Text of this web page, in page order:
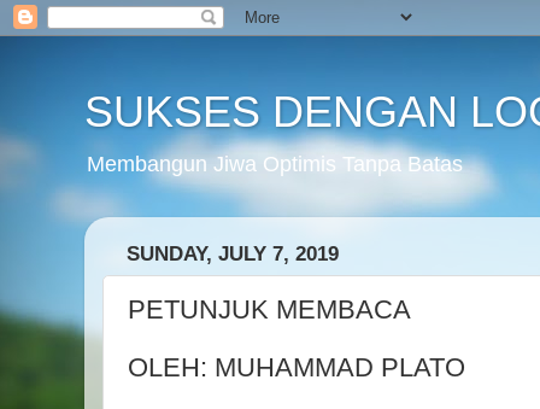
SUKSES DENGAN
Membangun Jiwa Optimis Tanpa Batas
SUNDAY, JULY 7, 2019
PETUNJUK MEMBACA
OLEH: MUHAMMAD PLATO